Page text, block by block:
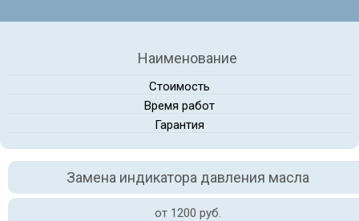
Наименование
Стоимость
Время работ
Гарантия
Замена индикатора давления масла
от 1200 руб.